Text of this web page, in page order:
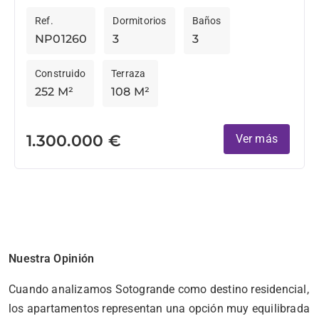
Sotogrande....
NP01260
Ref.
3
Dormitorios
3
Baños
252 M²
Construido
108 M²
Terraza
1.300.000 € Ver más
Nuestra Opinión
Cuando analizamos Sotogrande como destino residencial,
los apartamentos representan una opción muy equilibrada